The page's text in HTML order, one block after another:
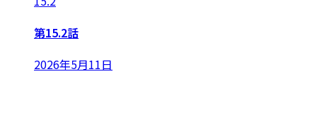
第15.2話
2026年5月11日